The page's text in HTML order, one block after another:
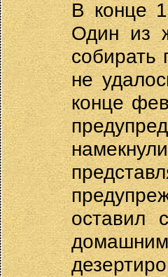
В конце
Один из
собирать
не
конце
оставил